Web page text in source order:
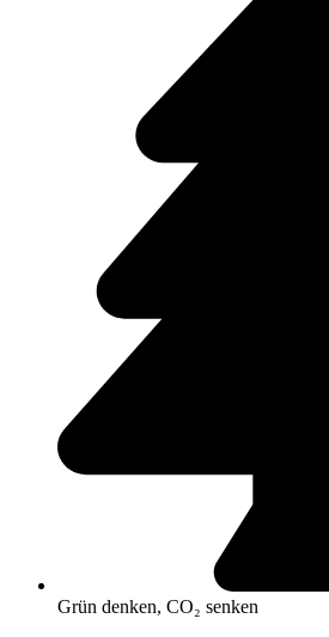
Grün denken, CO₂ senken